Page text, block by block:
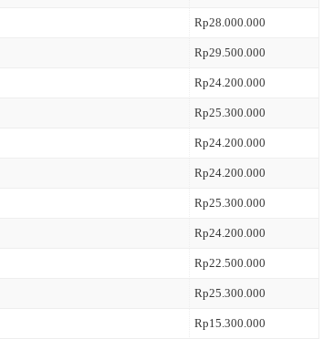
Rp28.000.000
Rp29.500.000
Rp24.200.000
Rp25.300.000
Rp24.200.000
Rp24.200.000
Rp25.300.000
Rp24.200.000
Rp22.500.000
Rp25.300.000
Rp15.300.000